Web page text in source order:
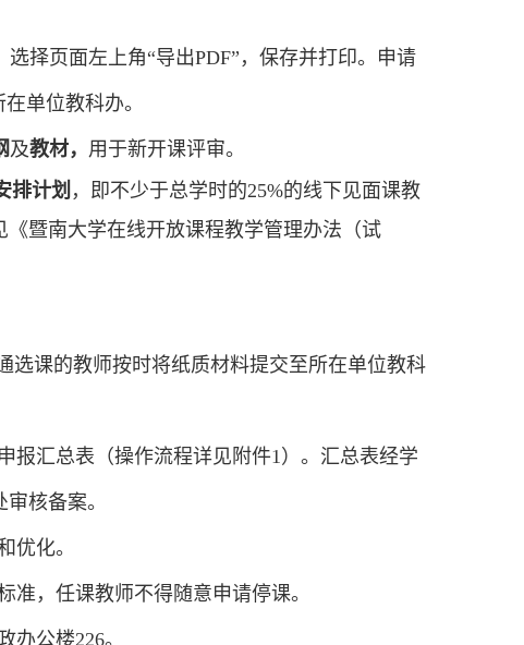
选择页面左上角“导出PDF” ，保存并打印。申请
单位教科办。
及教材， 用于新开课评审。
排计划 ，即不少于总学时的25%的线下见面课教
《暨南大学在线开放课程教学管理办法（试
选课的教师按时将纸质材料提交至所在单位教科
报汇总表（操作流程详见附件1）。汇总表经学
核备案。
优化。
准，任课教师不得随意申请停课。
办公楼226。